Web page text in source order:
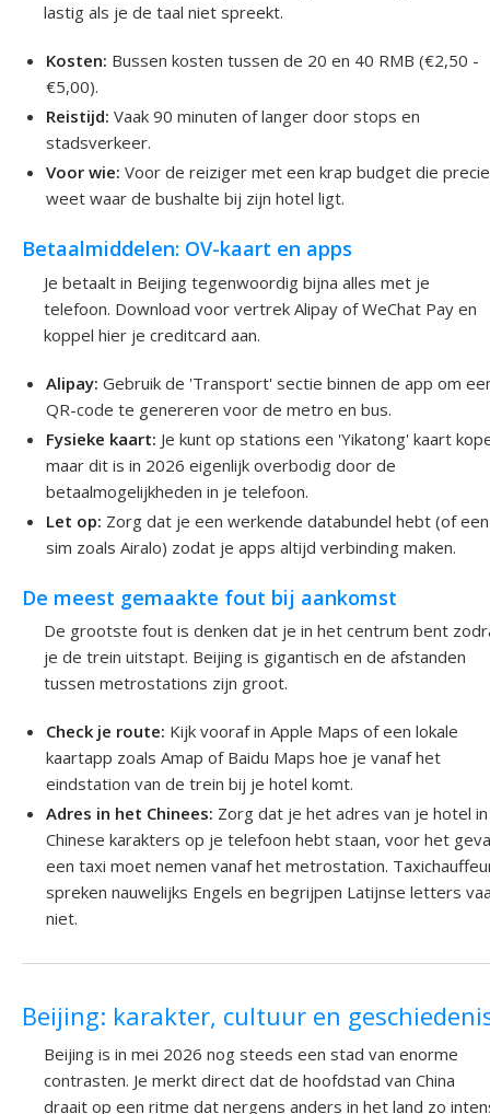
lastig als je de taal niet spreekt.
Kosten: Bussen kosten tussen de 20 en 40 RMB (€2,50 -
€5,00).
Reistijd: Vaak 90 minuten of langer door stops en
stadsverkeer.
Voor wie: Voor de reiziger met een krap budget die
weet waar de bushalte bij zijn hotel ligt.
Betaalmiddelen: OV-kaart en apps
Je betaalt in Beijing tegenwoordig bijna alles met je
telefoon. Download voor vertrek Alipay of WeChat Pay en
koppel hier je creditcard aan.
Alipay: Gebruik de 'Transport' sectie binnen de app om
QR-code te genereren voor de metro en bus.
Fysieke kaart: Je kunt op stations een 'Yikatong' kaart
maar dit is in 2026 eigenlijk overbodig door de
betaalmogelijkheden in je telefoon.
Let op: Zorg dat je een werkende databundel hebt (of
sim zoals Airalo) zodat je apps altijd verbinding maken.
De meest gemaakte fout bij aankomst
De grootste fout is denken dat je in het centrum bent
je de trein uitstapt. Beijing is gigantisch en de afstanden
tussen metrostations zijn groot.
Check je route: Kijk vooraf in Apple Maps of een lokale
kaartapp zoals Amap of Baidu Maps hoe je vanaf het
eindstation van de trein bij je hotel komt.
Adres in het Chinees: Zorg dat je het adres van je hotel in
Chinese karakters op je telefoon hebt staan, voor het
een taxi moet nemen vanaf het metrostation.
spreken nauwelijks Engels en begrijpen Latijnse letters
niet.
Beijing: karakter, cultuur en
Beijing is in mei 2026 nog steeds een stad van enorme
contrasten. Je merkt direct dat de hoofdstad van China
draait op een ritme dat nergens anders in het land zo